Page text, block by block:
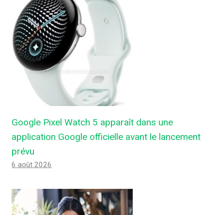
Google Pixel Watch 5 apparaît dans une
application Google officielle avant le lancement
prévu
6 août 2026